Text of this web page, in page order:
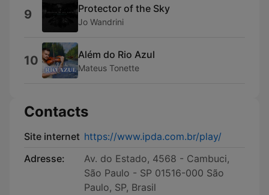
9 Protector of the Sky
Jo Wandrini
10 Além do Rio Azul
Mateus Tonette
Contacts
Site internet https://www.ipda.com.br/play/
Adresse:
Av. do Estado, 4568 - Cambuci,
São Paulo - SP 01516-000 São
Paulo, SP, Brasil